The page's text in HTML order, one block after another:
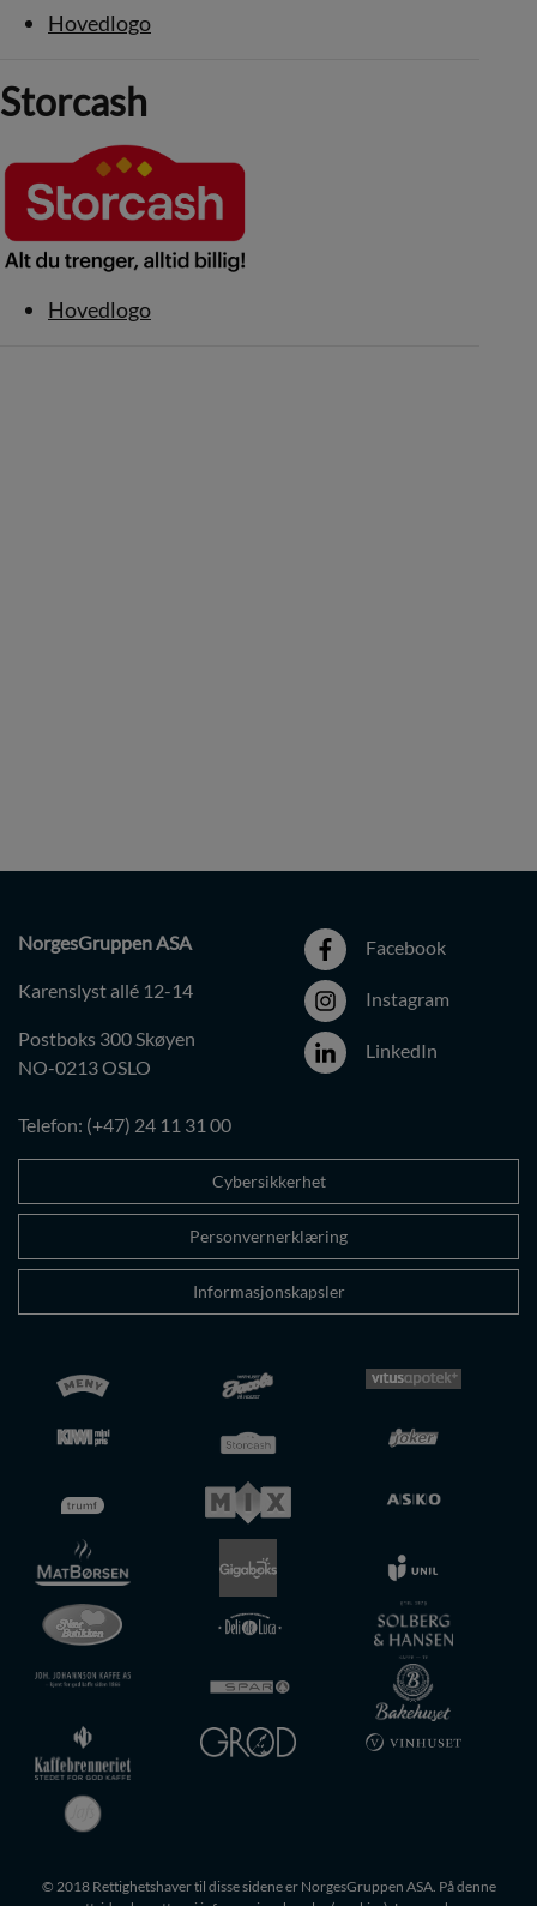
Hovedlogo
Storcash
Hovedlogo
NorgesGruppen ASA
Karenslyst allé 12-14
Postboks 300 Skøyen
NO-0213 OSLO
Telefon: (+47) 24 11 31 00
Facebook
Instagram
LinkedIn
Cybersikkerhet
Personvernerklæring
Informasjonskapsler
© 2018 Rettighetshaver til disse sidene er NorgesGruppen ASA. På denne